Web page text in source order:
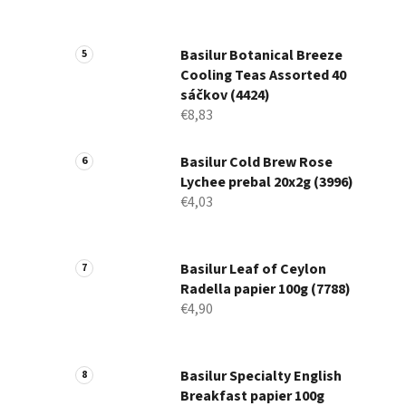
Basilur Botanical Breeze
Cooling Teas Assorted 40
sáčkov (4424)
€8,83
Basilur Cold Brew Rose
Lychee prebal 20x2g (3996)
€4,03
Basilur Leaf of Ceylon
Radella papier 100g (7788)
€4,90
Basilur Specialty English
Breakfast papier 100g